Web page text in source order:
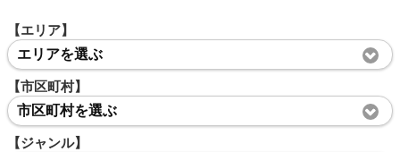
【エリア】
エリアを選ぶ
【市区町村】
市区町村を選ぶ
【ジャンル】